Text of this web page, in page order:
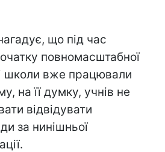
що під час
повномасштабної
школи вже працювали
на її думку, учнів не
відвідувати
за нинішньої